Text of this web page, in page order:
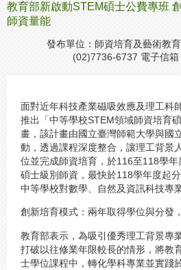
教育部新啟動STEM碩士公費專班
師資量能
發布單位：師資培育及藝術教
(02)7736-6737 電子信箱
面對近年科技產業磁吸效應及理工科
推出「中等學校STEM領域師資培育
畫，該計畫由國立臺灣師範大學與國
動，透過課程深度整合，讓理工背景
位並完成師資培育，於116至118學
碩士級別師資，最快於118學年度起
中等學校對數學、自然及資訊科技專
創新培育模式：兩年取得學位與分發
教育部表示，為吸引優秀理工背景專
打破以往修業年限較長的情形，將教
士學位課程中，轉化學科專業並實踐